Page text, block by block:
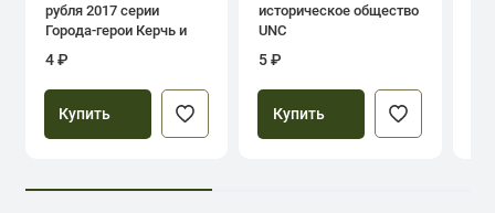
рубля 2017 серии
Города-герои Керчь и
4 ₽
Купить
историческое общество
UNC
5 ₽
Купить